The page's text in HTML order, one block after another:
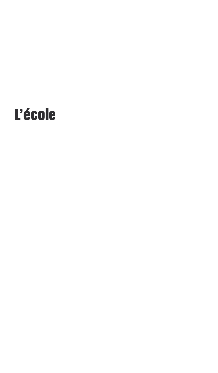
L’école